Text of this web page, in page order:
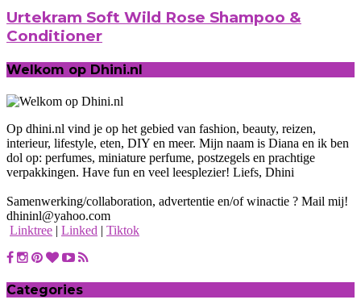
Urtekram Soft Wild Rose Shampoo &
Conditioner
Welkom op Dhini.nl
Op dhini.nl vind je op het gebied van fashion, beauty, reizen,
interieur, lifestyle, eten, DIY en meer. Mijn naam is Diana en ik ben
dol op: perfumes, miniature perfume, postzegels en prachtige
verpakkingen. Have fun en veel leesplezier! Liefs, Dhini
Samenwerking/collaboration, advertentie en/of winactie ? Mail mij!
dhininl@yahoo.com
Linktree | Linked | Tiktok
Categories